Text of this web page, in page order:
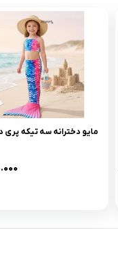
مایو دخترانه سه تیکه پری